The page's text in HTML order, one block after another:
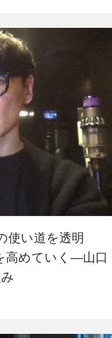
使い道を透明
高めていく―山口